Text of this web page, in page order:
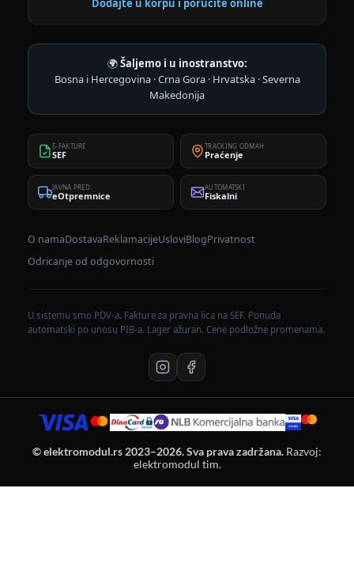
Dodajte u korpu i poručite online
🌍Šaljemo i u inostranstvo:
Bosna i Hercegovina · Crna Gora · Hrvatska · Severna
Makedonija
E-FAKTURE
SEF
TRACKING ODMAH
Praćenje
JAVNA PRED.
eOtpremnice
AUTOMATSKI
Fiskalni
O namaDostavaReklamacijeUsloviBlogPrivatnost
Odricanje od odgovornosti
U sistemu smo PDV-a. Fakture za pravna lica na SEF. Ponuda
automatski po unosu PIB-a. Lager ažuran. Cene podložne promenama.
© elektromodul.rs 2023–2026. Sva prava zadržana. Razvoj:
elektromodul tim.